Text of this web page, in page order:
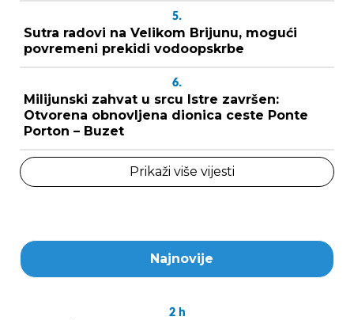
5.
Sutra radovi na Velikom Brijunu, mogući
povremeni prekidi vodoopskrbe
6.
Milijunski zahvat u srcu Istre završen:
Otvorena obnovljena dionica ceste Ponte
Porton – Buzet
Prikaži više vijesti
Najnovije
2 h